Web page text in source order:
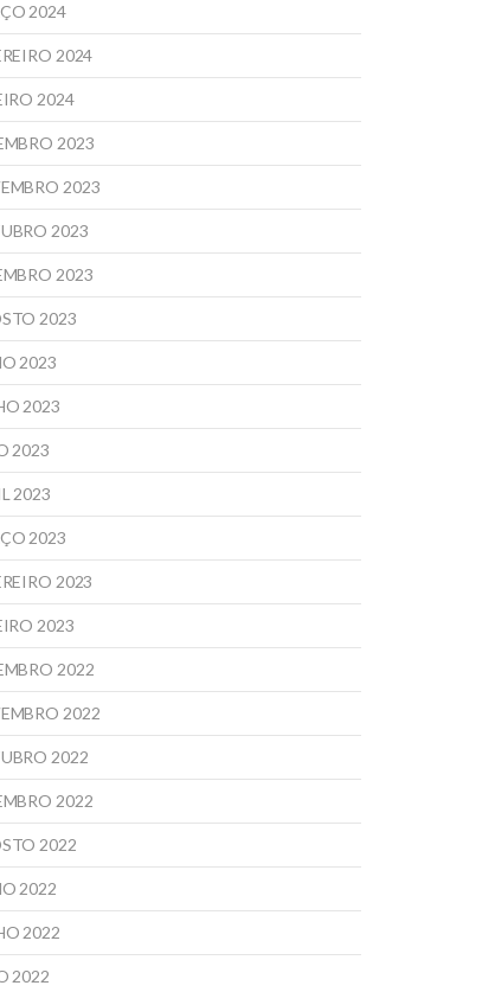
2024
2024
2024
2023
2023
2023
2023
2023
2023
2023
2023
2023
2023
2023
2023
2022
2022
2022
2022
2022
2022
2022
2022